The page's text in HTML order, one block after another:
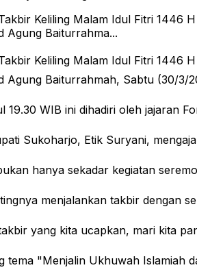
Keliling Malam Idul Fitri 1446
Agung Baiturrahma...
Keliling Malam Idul Fitri 1446
Agung Baiturrahmah, Sabtu (30/3/
19.30 WIB ini dihadiri oleh jajaran
Sukoharjo, Etik Suryani,
hanya sekadar kegiatan
menjalankan takbir dengan
yang kita ucapkan, mari kita
tema "Menjalin Ukhuwah Islamiah